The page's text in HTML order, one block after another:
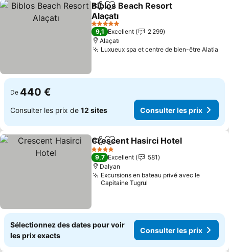
PartagerAjouter à mes favoris
Biblos Beach Resort
Alaçatı
5 Étoiles
9,1 Excellent
2 299
Alaçatı
Luxueux spa et centre de bien-être Alatia
De 440 €
Consulter les prix de 12 sites Consulter les prix
PartagerAjouter à mes favoris
Crescent Hasirci Hotel
4 Étoiles
9,7 Excellent
581
Dalyan
Excursions en bateau privé avec le
Capitaine Tugrul
Sélectionnez des dates pour voir
les prix exacts
Consulter les prix